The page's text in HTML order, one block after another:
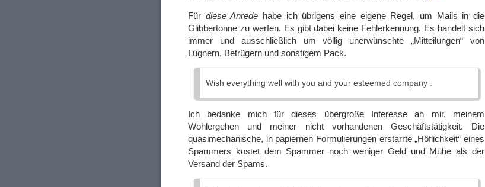
Für diese Anrede habe ich übrigens eine eigene Regel, um Mails in die
Glibbertonne zu werfen. Es gibt dabei keine Fehlerkennung. Es handelt sich
immer und ausschließlich um völlig unerwünschte „Mitteilungen“ von
Lügnern, Betrügern und sonstigem Pack.
Wish everything well with you and your esteemed company .
Ich bedanke mich für dieses übergroße Interesse an mir, meinem
Wohlergehen und meiner nicht vorhandenen Geschäftstätigkeit. Die
quasimechanische, in papiernen Formulierungen erstarrte „Höflichkeit“ eines
Spammers kostet dem Spammer noch weniger Geld und Mühe als der
Versand der Spams.